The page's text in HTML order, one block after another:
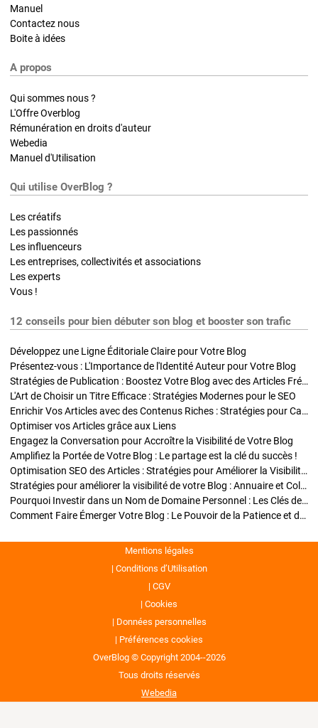
Manuel
Contactez nous
Boite à idées
A propos
Qui sommes nous ?
L'Offre Overblog
Rémunération en droits d'auteur
Webedia
Manuel d'Utilisation
Qui utilise OverBlog ?
Les créatifs
Les passionnés
Les influenceurs
Les entreprises, collectivités et associations
Les experts
Vous !
12 conseils pour bien débuter son blog et booster son trafic
Développez une Ligne Éditoriale Claire pour Votre Blog
Présentez-vous : L'Importance de l'Identité Auteur pour Votre Blog
Stratégies de Publication : Boostez Votre Blog avec des Articles Fréquents et Exclusifs
L'Art de Choisir un Titre Efficace : Stratégies Modernes pour le SEO
Enrichir Vos Articles avec des Contenus Riches : Stratégies pour Captiver et Optimiser
Optimiser vos Articles grâce aux Liens
Engagez la Conversation pour Accroître la Visibilité de Votre Blog
Amplifiez la Portée de Votre Blog : Le partage est la clé du succès !
Optimisation SEO des Articles : Stratégies pour Améliorer la Visibilité de Votre Blog
Stratégies pour améliorer la visibilité de votre Blog : Annuaire et Collaborations
Pourquoi Investir dans un Nom de Domaine Personnel : Les Clés de la Réussite de Votre Blog
Comment Faire Émerger Votre Blog : Le Pouvoir de la Patience et de la Persévérance
Mentions légales
Conditions d’Utilisation
CGV
Cookies
Données personnelles
Préférences cookies
OverBlog © Copyright 2004--2026
Tous droits réservés
Webedia